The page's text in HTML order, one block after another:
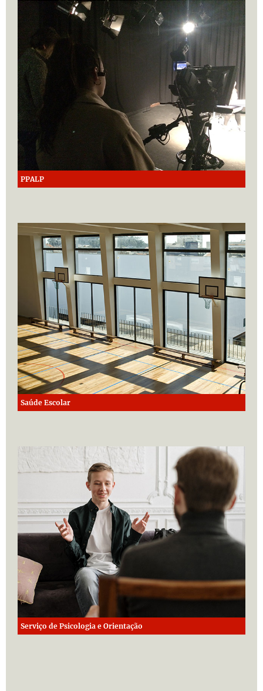
PPALP
Saúde Escolar
Serviço de Psicologia e Orientação